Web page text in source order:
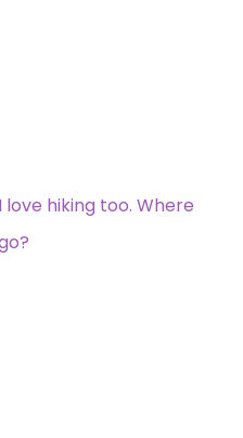
hiking too. Where